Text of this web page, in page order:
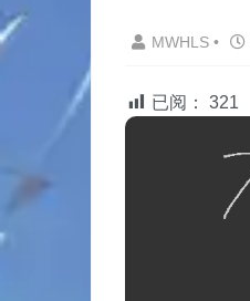
MWHLS •
已阅： 321